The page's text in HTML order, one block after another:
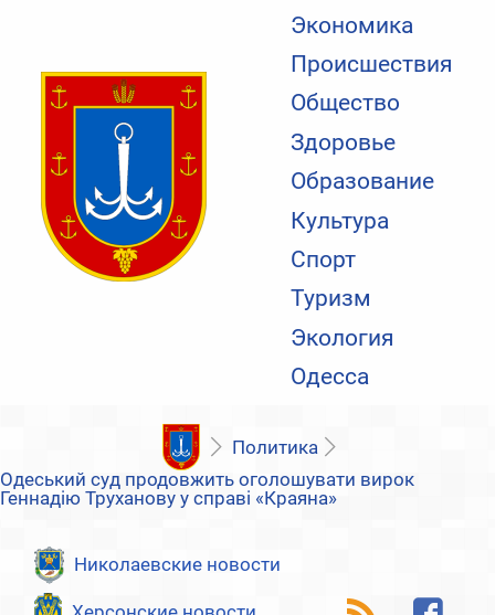
Экономика
Происшествия
Общество
Здоровье
Образование
Культура
Спорт
Туризм
Экология
Одесса
Политика
Одеський суд продовжить оголошувати вирок
Геннадію Труханову у справі «Краяна»
Николаевские новости